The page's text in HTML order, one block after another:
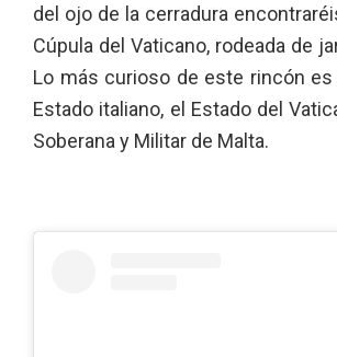
del ojo de la cerradura
Cúpula del Vaticano, rodeada de
Lo más curioso de este rincón es
Estado italiano, el Estado del
Soberana y Militar de Malta.